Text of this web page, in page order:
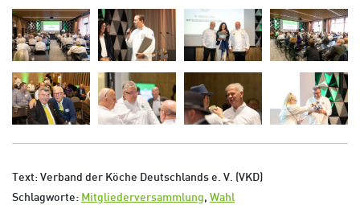
Text: Verband der Köche Deutschlands e. V. (VKD)
Schlagworte: Mitgliederversammlung, Wahl